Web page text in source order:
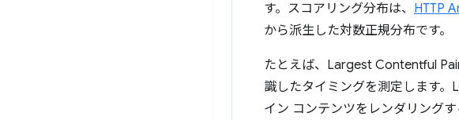
す。スコアリング分布は、 HTTP
から派生した対数正規分布です。
たとえば、Largest Contentful
識したタイミングを測定します
イン コンテンツをレンダリング